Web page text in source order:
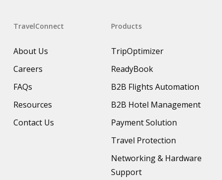
TravelConnect
About Us
Careers
FAQs
Resources
Contact Us
Products
TripOptimizer
ReadyBook
B2B Flights Automation
B2B Hotel Management
Payment Solution
Travel Protection
Networking & Hardware
Support